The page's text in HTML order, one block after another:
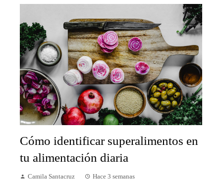
Cómo identificar superalimentos en
tu alimentación diaria
Camila Santacruz Hace 3 semanas